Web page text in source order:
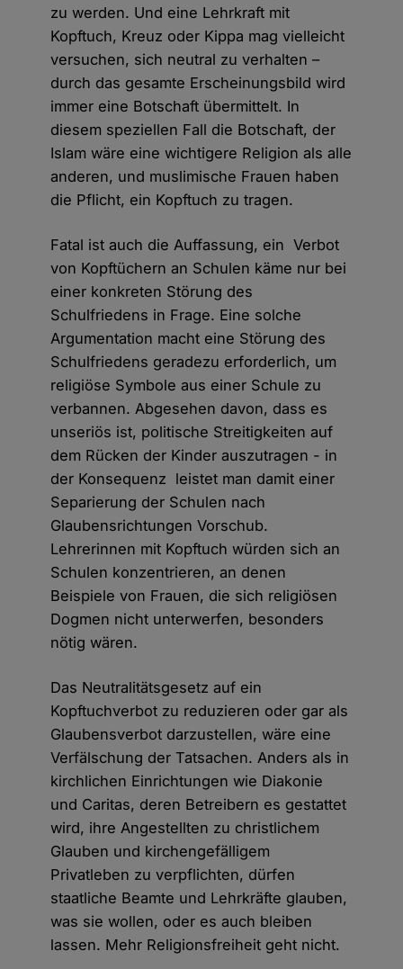
zu werden. Und eine Lehrkraft mit
Kopftuch, Kreuz oder Kippa mag vielleicht
versuchen, sich neutral zu verhalten –
durch das gesamte Erscheinungsbild wird
immer eine Botschaft übermittelt. In
diesem speziellen Fall die Botschaft, der
Islam wäre eine wichtigere Religion als alle
anderen, und muslimische Frauen haben
die Pflicht, ein Kopftuch zu tragen.
Fatal ist auch die Auffassung, ein Verbot
von Kopftüchern an Schulen käme nur bei
einer konkreten Störung des
Schulfriedens in Frage. Eine solche
Argumentation macht eine Störung des
Schulfriedens geradezu erforderlich, um
religiöse Symbole aus einer Schule zu
verbannen. Abgesehen davon, dass es
unseriös ist, politische Streitigkeiten auf
dem Rücken der Kinder auszutragen - in
der Konsequenz leistet man damit einer
Separierung der Schulen nach
Glaubensrichtungen Vorschub.
Lehrerinnen mit Kopftuch würden sich an
Schulen konzentrieren, an denen
Beispiele von Frauen, die sich religiösen
Dogmen nicht unterwerfen, besonders
nötig wären.
Das Neutralitätsgesetz auf ein
Kopftuchverbot zu reduzieren oder gar als
Glaubensverbot darzustellen, wäre eine
Verfälschung der Tatsachen. Anders als in
kirchlichen Einrichtungen wie Diakonie
und Caritas, deren Betreibern es gestattet
wird, ihre Angestellten zu christlichem
Glauben und kirchengefälligem
Privatleben zu verpflichten, dürfen
staatliche Beamte und Lehrkräfte glauben,
was sie wollen, oder es auch bleiben
lassen. Mehr Religionsfreiheit geht nicht.